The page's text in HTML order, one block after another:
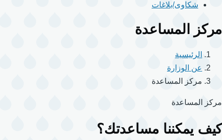
شكاوى/بلاغات
مركز المساعدة
الرئيسية
عن الوزارة
مركز المساعدة
مركز المساعدة
كيف يمكننا مساعدتك؟